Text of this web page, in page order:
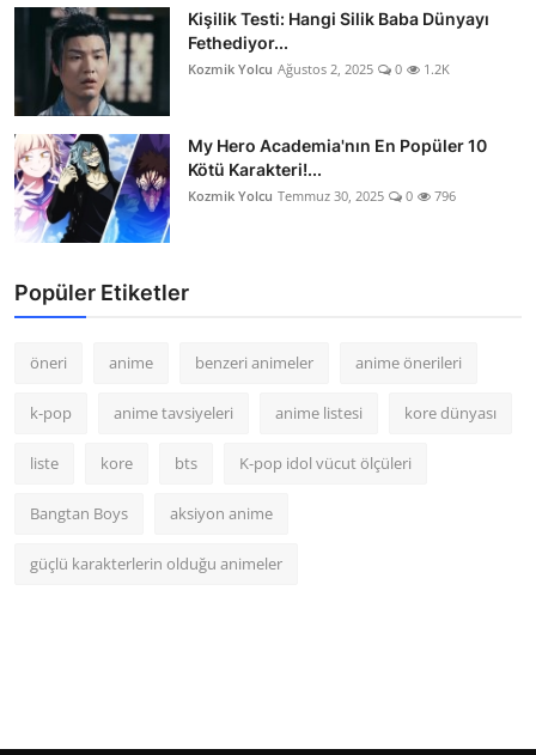
Kişilik Testi: Hangi Silik Baba Dünyayı
Fethediyor...
Kozmik Yolcu Ağustos 2, 2025 0 1.2K
My Hero Academia'nın En Popüler 10
Kötü Karakteri!...
Kozmik Yolcu Temmuz 30, 2025 0 796
Popüler Etiketler
öneri anime benzeri animeler anime önerileri
k-pop anime tavsiyeleri anime listesi kore dünyası
liste kore bts K-pop idol vücut ölçüleri
Bangtan Boys aksiyon anime
güçlü karakterlerin olduğu animeler